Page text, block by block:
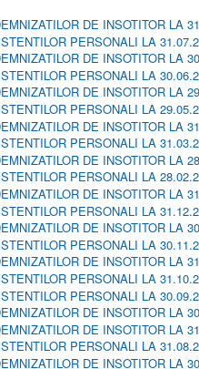
DE INSOTITOR LA
PERSONALI LA
DE INSOTITOR LA
PERSONALI LA
DE INSOTITOR LA
PERSONALI LA
DE INSOTITOR LA
PERSONALI LA
DE INSOTITOR LA
PERSONALI LA
DE INSOTITOR LA
PERSONALI LA
DE INSOTITOR LA
PERSONALI LA
DE INSOTITOR LA
PERSONALI LA
PERSONALI LA
DE INSOTITOR LA
DE INSOTITOR LA
PERSONALI LA
DE INSOTITOR LA